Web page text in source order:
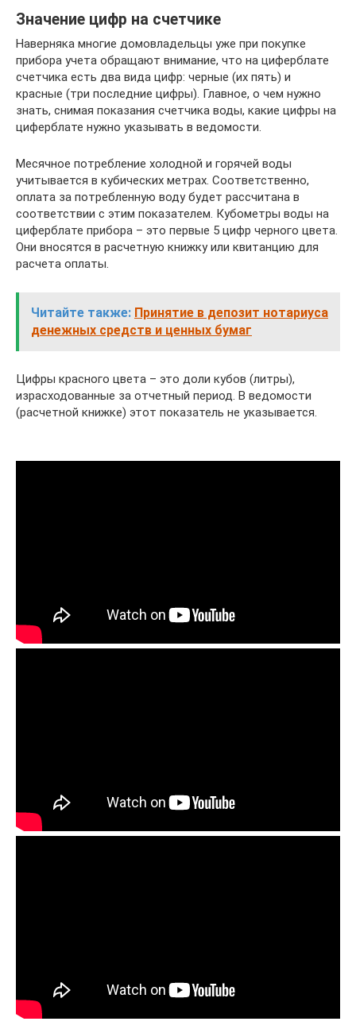
Значение цифр на счетчике
Наверняка многие домовладельцы уже при покупке
прибора учета обращают внимание, что на циферблате
счетчика есть два вида цифр: черные (их пять) и
красные (три последние цифры). Главное, о чем нужно
знать, снимая показания счетчика воды, какие цифры на
циферблате нужно указывать в ведомости.
Месячное потребление холодной и горячей воды
учитывается в кубических метрах. Соответственно,
оплата за потребленную воду будет рассчитана в
соответствии с этим показателем. Кубометры воды на
циферблате прибора – это первые 5 цифр черного цвета.
Они вносятся в расчетную книжку или квитанцию для
расчета оплаты.
Читайте также: Принятие в депозит нотариуса
денежных средств и ценных бумаг
Цифры красного цвета – это доли кубов (литры),
израсходованные за отчетный период. В ведомости
(расчетной книжке) этот показатель не указывается.